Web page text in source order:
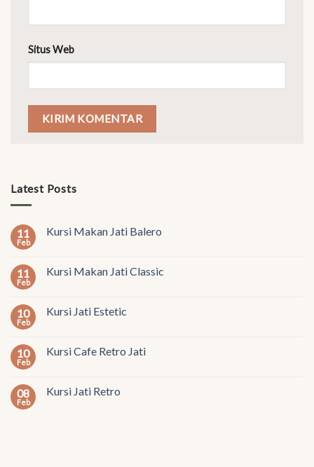
Situs Web
Latest Posts
11
Feb
Kursi Makan Jati Balero
11
Feb
Kursi Makan Jati Classic
10
Feb
Kursi Jati Estetic
10
Feb
Kursi Cafe Retro Jati
08
Feb
Kursi Jati Retro